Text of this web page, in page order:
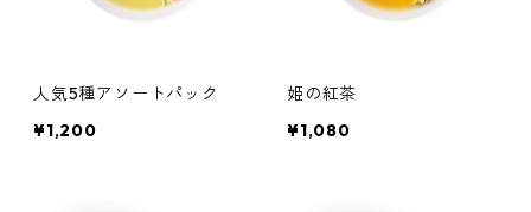
人気5種アソートパック
¥1,200
姫の紅茶
¥1,080